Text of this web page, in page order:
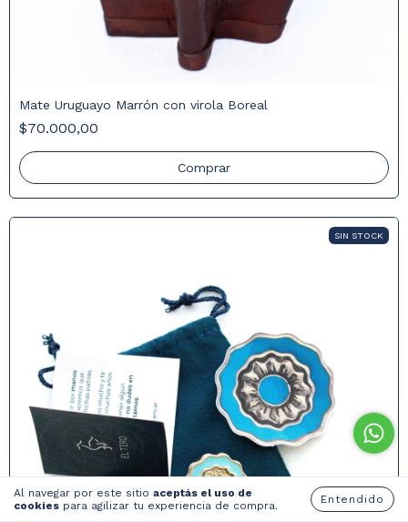
Al navegar por este sitio aceptás el uso de
cookies para agilizar tu experiencia de compra. Entendido
Mate Uruguayo Marrón con virola Boreal
$70.000,00
SIN STOCK